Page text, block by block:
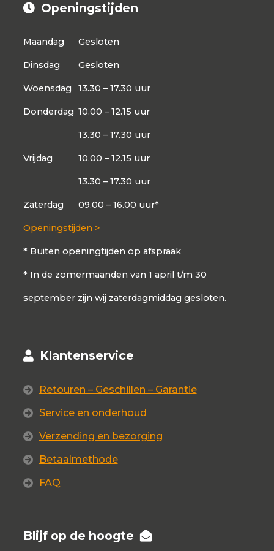
Openingstijden
Maandag Gesloten
Dinsdag Gesloten
Woensdag 13.30 – 17.30 uur
Donderdag 10.00 – 12.15 uur
13.30 – 17.30 uur
Vrijdag 10.00 – 12.15 uur
13.30 – 17.30 uur
Zaterdag 09.00 – 16.00 uur*
Openingstijden >
* Buiten openingtijden op afspraak
* In de zomermaanden van 1 april t/m 30
september zijn wij zaterdagmiddag gesloten.
Klantenservice
Retouren – Geschillen – Garantie
Service en onderhoud
Verzending en bezorging
Betaalmethode
FAQ
Blijf op de hoogte